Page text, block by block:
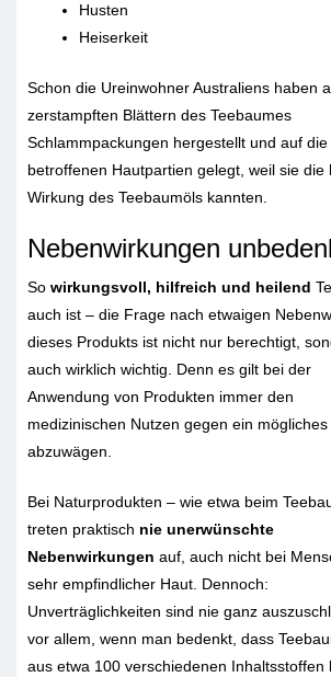
Husten
Heiserkeit
Schon die Ureinwohner Australiens haben
zerstampften Blättern des Teebaumes
Schlammpackungen hergestellt und auf die
betroffenen Hautpartien gelegt, weil sie die
Wirkung des Teebaumöls kannten.
Nebenwirkungen
So wirkungsvoll, hilfreich und heilend
auch ist – die Frage nach etwaigen
dieses Produkts ist nicht nur berechtigt,
auch wirklich wichtig. Denn es gilt bei der
Anwendung von Produkten immer den
medizinischen Nutzen gegen ein mögliches
abzuwägen.
Bei Naturprodukten – wie etwa beim
treten praktisch nie unerwünschte
Nebenwirkungen auf, auch nicht bei
sehr empfindlicher Haut. Dennoch:
Unverträglichkeiten sind nie ganz
vor allem, wenn man bedenkt, dass
aus etwa 100 verschiedenen Inhaltsstoffen